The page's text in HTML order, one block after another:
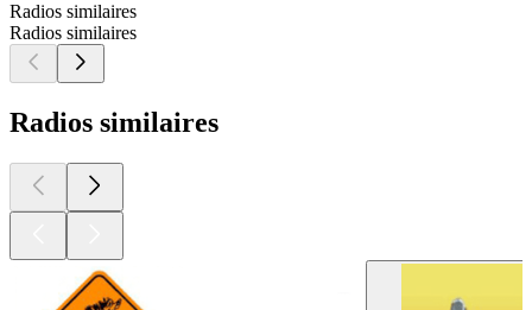
Radios similaires
Radios similaires
Radios similaires